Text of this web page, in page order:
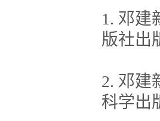
1. 邓建
版社出
2. 邓建
科学出